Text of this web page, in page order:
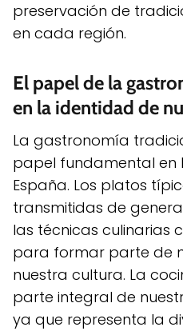
preservación de
en cada región.
El papel de la
en la identidad de
La gastronomía
papel fundamental en
España. Los platos
transmitidas de
las técnicas culinarias
para formar parte de
nuestra cultura. La
parte integral de
ya que representa la